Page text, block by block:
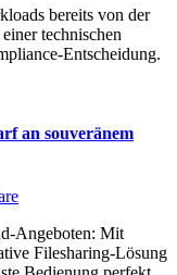
technischen
Entscheidung.
an souveränem
Filesharing-Lösung